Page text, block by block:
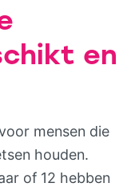
en
mensen die
houden.
of 12 hebben